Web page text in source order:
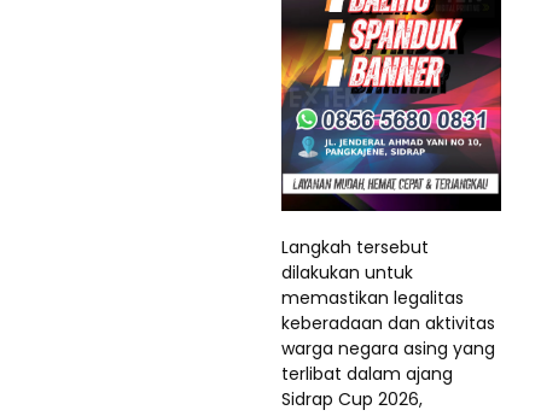
Langkah tersebut
dilakukan untuk
memastikan legalitas
keberadaan dan aktivitas
warga negara asing yang
terlibat dalam ajang
Sidrap Cup 2026,